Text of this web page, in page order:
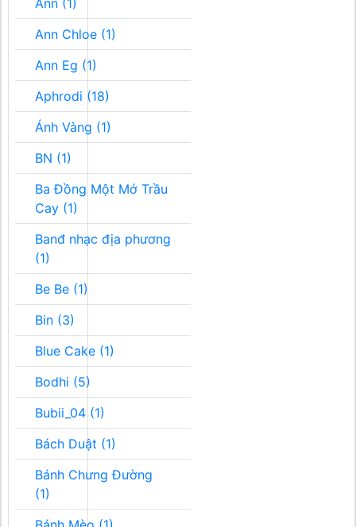
Ann (1)
Ann Chloe (1)
Ann Eg (1)
Aphrodi (18)
Ánh Vàng (1)
BN (1)
Ba Đồng Một Mớ Trầu
Cay (1)
Banđ nhạc địa phương
(1)
Be Be (1)
Bin (3)
Blue Cake (1)
Bodhi (5)
Bubii_04 (1)
Bách Duật (1)
Bánh Chưng Đường
(1)